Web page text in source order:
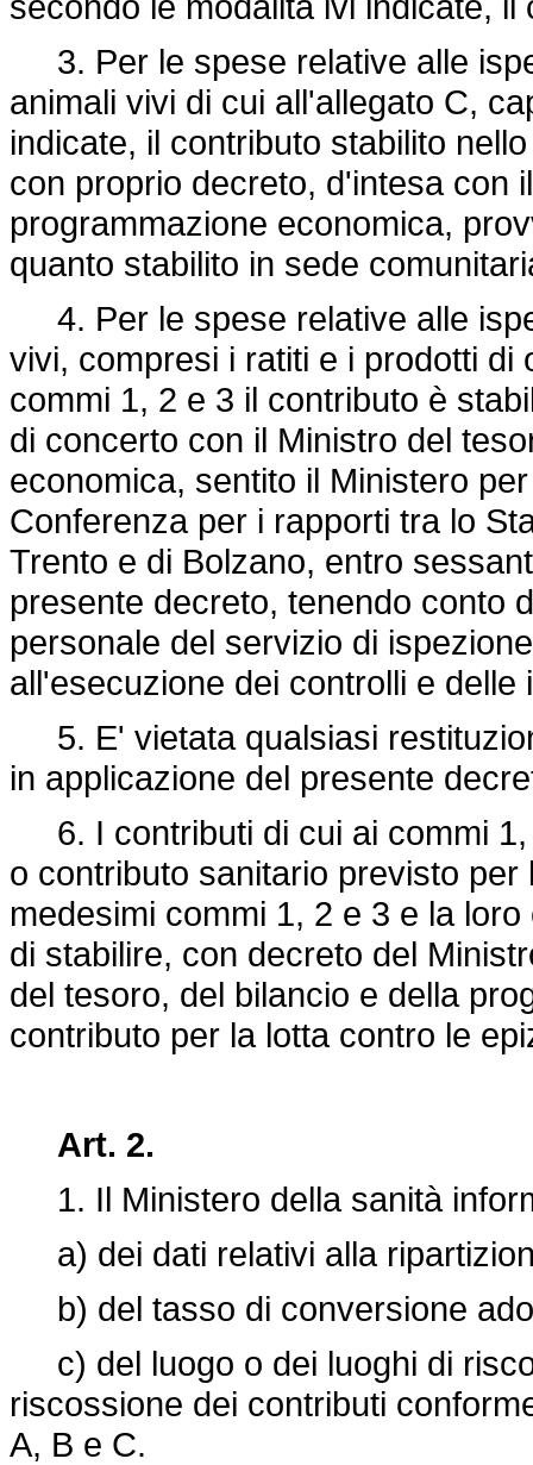
3. Per le spese relative alle
animali vivi di cui all'allegato C,
indicate, il contributo stabilito
con proprio decreto, d'intesa con
programmazione economica,
quanto stabilito in sede
4. Per le spese relative alle
vivi, compresi i ratiti e i prodotti di
commi 1, 2 e 3 il contributo è
di concerto con il Ministro del
economica, sentito il Ministero
Conferenza per i rapporti tra lo
Trento e di Bolzano, entro
presente decreto, tenendo conto
personale del servizio di
all'esecuzione dei controlli e delle
5. E' vietata qualsiasi
in applicazione del presente
6. I contributi di cui ai commi 1,
o contributo sanitario previsto
medesimi commi 1, 2 e 3 e la
di stabilire, con decreto del
del tesoro, del bilancio e della
contributo per la lotta contro le
Art. 2.
1. Il Ministero della sanità
a) dei dati relativi alla
b) del tasso di conversione
c) del luogo o dei luoghi di
riscossione dei contributi
A, B e C.